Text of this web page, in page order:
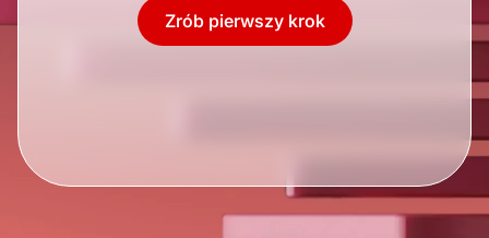
Zrób pierwszy krok